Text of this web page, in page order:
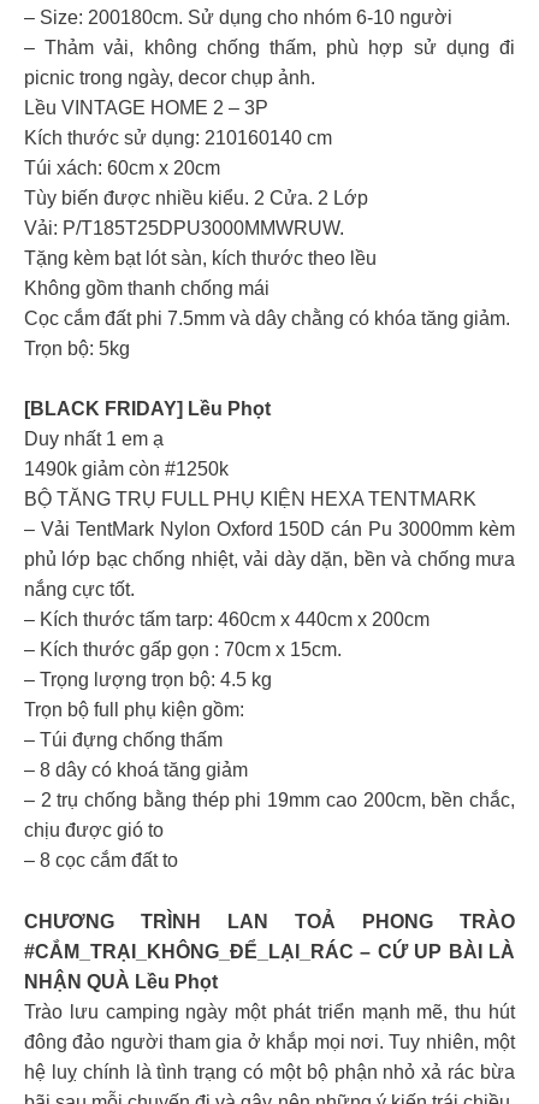
– Size: 200180cm. Sử dụng cho nhóm 6-10 người
– Thảm vải, không chống thấm, phù hợp sử dụng đi
picnic trong ngày, decor chụp ảnh.
Lều VINTAGE HOME 2 – 3P
Kích thước sử dụng: 210160140 cm
Túi xách: 60cm x 20cm
Tùy biến được nhiều kiểu. 2 Cửa. 2 Lớp
Vải: P/T185T25DPU3000MMWRUW.
Tặng kèm bạt lót sàn, kích thước theo lều
Không gồm thanh chống mái
Cọc cắm đất phi 7.5mm và dây chằng có khóa tăng giảm.
Trọn bộ: 5kg
[BLACK FRIDAY] Lều Phọt
Duy nhất 1 em ạ
1490k giảm còn #1250k
BỘ TĂNG TRỤ FULL PHỤ KIỆN HEXA TENTMARK
– Vải TentMark Nylon Oxford 150D cán Pu 3000mm kèm
phủ lớp bạc chống nhiệt, vải dày dặn, bền và chống mưa
nắng cực tốt.
– Kích thước tấm tarp: 460cm x 440cm x 200cm
– Kích thước gấp gọn : 70cm x 15cm.
– Trọng lượng trọn bộ: 4.5 kg
Trọn bộ full phụ kiện gồm:
– Túi đựng chống thấm
– 8 dây có khoá tăng giảm
– 2 trụ chống bằng thép phi 19mm cao 200cm, bền chắc,
chịu được gió to
– 8 cọc cắm đất to
CHƯƠNG TRÌNH LAN TOẢ PHONG TRÀO
#CẮM_TRẠI_KHÔNG_ĐỂ_LẠI_RÁC – CỨ UP BÀI LÀ
NHẬN QUÀ Lều Phọt
Trào lưu camping ngày một phát triển mạnh mẽ, thu hút
đông đảo người tham gia ở khắp mọi nơi. Tuy nhiên, một
hệ luỵ chính là tình trạng có một bộ phận nhỏ xả rác bừa